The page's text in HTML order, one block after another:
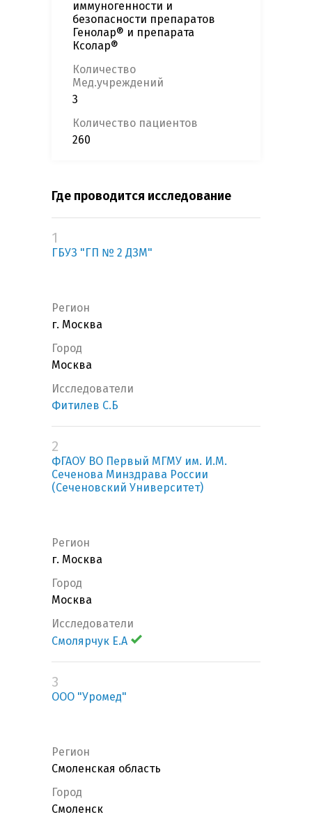
иммуногенности и
безопасности препаратов
Генолар® и препарата
Ксолар®
Количество
Мед.учреждений
3
Количество пациентов
260
Где проводится исследование
1
ГБУЗ "ГП № 2 ДЗМ"
Регион
г. Москва
Город
Москва
Исследователи
Фитилев С.Б
2
ФГАОУ ВО Первый МГМУ им. И.М.
Сеченова Минздрава России
(Сеченовский Университет)
Регион
г. Москва
Город
Москва
Исследователи
Смолярчук Е.А
3
ООО "Уромед"
Регион
Смоленская область
Город
Смоленск